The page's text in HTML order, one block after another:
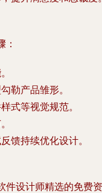
：
勒产品雏形。
式等视觉规范。
馈持续优化设计。
件设计师精选的免费资